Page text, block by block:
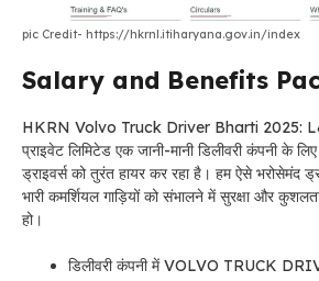
pic Credit- https://hkrnl.itiharyana.gov.in/index
Salary and Benefits
HKRN Volvo Truck Driver Bharti 2025: L&L
प्राइवेट लिमिटेड एक जानी-मानी डिलीवरी कंपनी के
ड्राइवर्स को तुरंत हायर कर रहा है। हम ऐसे भरोसेमंद
भारी कमर्शियल गाड़ियों को संभालने में सुरक्षा और
हो।
डिलीवरी कंपनी में VOLVO TRUCK